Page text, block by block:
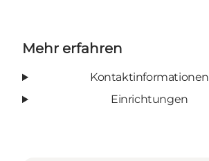
Mehr erfahren
Kontaktinformationen
Einrichtungen